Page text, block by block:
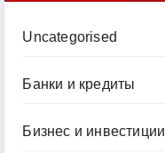
Uncategorised
Банки и кредиты
Бизнес и инвестиции